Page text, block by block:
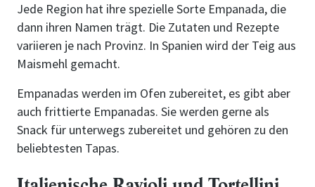
Jede Region hat ihre spezielle Sorte Empanada, die
dann ihren Namen trägt. Die Zutaten und Rezepte
variieren je nach Provinz. In Spanien wird der Teig aus
Maismehl gemacht.
Empanadas werden im Ofen zubereitet, es gibt aber
auch frittierte Empanadas. Sie werden gerne als
Snack für unterwegs zubereitet und gehören zu den
beliebtesten Tapas.